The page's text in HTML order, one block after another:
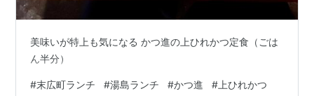
美味いが特上も気になる かつ進の上ひれかつ定食（ごは
ん半分）
#末広町ランチ #湯島ランチ #かつ進 #上ひれかつ